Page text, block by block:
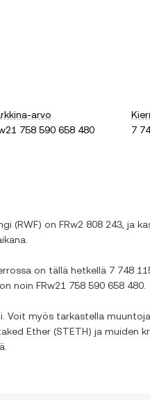
arvo
758 590 658 480
7
(RWF) on FRw2 808 243 , ja
on tällä hetkellä 7 748
noin FRw21 758 590 658 480
Voit myös tarkastella
Ether (STETH) ja muiden